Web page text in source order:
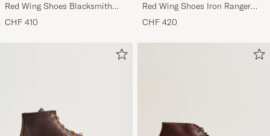
Red Wing Shoes Blacksmith
Boot Copper Rough/Though
Leather
CHF 410
Red Wing Shoes Iron Ranger
Boot Amber Harness
CHF 420